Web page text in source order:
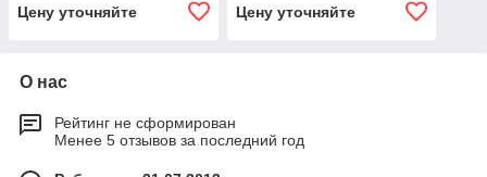
Цену уточняйте
9Т.02.502
Цену уточняйте
О нас
Рейтинг не сформирован
Менее 5 отзывов за последний год